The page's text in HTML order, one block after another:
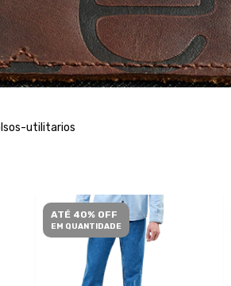
utilitarios
ATÉ 40% OFF
EM QUANTIDADE